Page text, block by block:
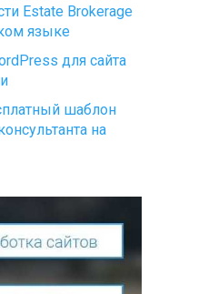
Estate Brokerage
языке
для сайта
шаблон
на